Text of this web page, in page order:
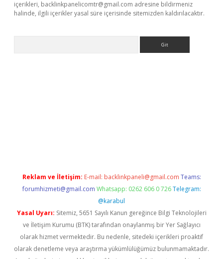
içerikleri, backlinkpanelicomtr@gmail.com adresine bildirmeniz
halinde, ilgili içerikler yasal süre içerisinde sitemizden kaldırılacaktır.
Reklam ve İletişim: E-mail: backlinkpaneli@gmail.com Teams:
forumhizmeti@gmail.com Whatsapp: 0262 606 0 726 Telegram:
@karabul
Yasal Uyarı: Sitemiz, 5651 Sayılı Kanun gereğince Bilgi Teknolojileri
ve İletişim Kurumu (BTK) tarafından onaylanmış bir Yer Sağlayıcı
olarak hizmet vermektedir. Bu nedenle, sitedeki içerikleri proaktif
olarak denetleme veya araştırma yükümlülüğümüz bulunmamaktadır.